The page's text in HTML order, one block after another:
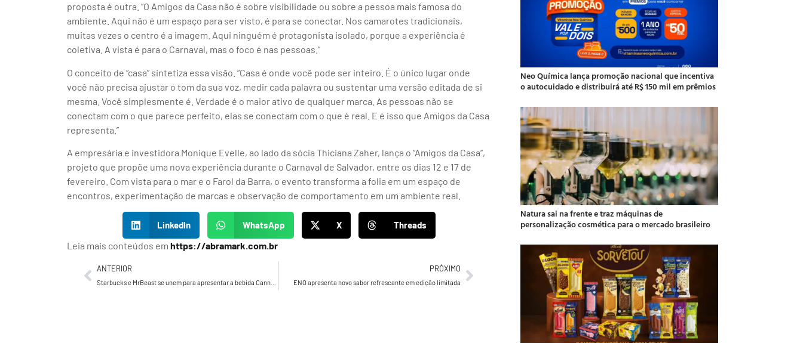
proposta é outra. “O Amigos da Casa não é sobre visibilidade ou sobre a pessoa mais famosa do
ambiente. Aqui não é um espaço para ser visto, é para se conectar. Nos camarotes tradicionais,
muitas vezes o centro é a imagem. Aqui ninguém é protagonista isolado, porque a experiência é
coletiva. A vista é para o Carnaval, mas o foco é nas pessoas.”
O conceito de “casa” sintetiza essa visão. “Casa é onde você pode ser inteiro. É o único lugar onde
você não precisa ajustar o tom da sua voz, medir cada palavra ou sustentar uma versão editada de si
mesma. Você simplesmente é. Verdade é o maior ativo de qualquer marca. As pessoas não se
conectam com o que parece perfeito, elas se conectam com o que é real. E é isso que Amigos da Casa
representa.”
A empresária e investidora Monique Evelle, ao lado da sócia Thiciana Zaher, lança o “Amigos da Casa”,
projeto que propõe uma nova experiência durante o Carnaval de Salvador, entre os dias 12 e 17 de
fevereiro. Com vista para o mar e o Farol da Barra, o evento transforma a folia em um espaço de
encontros, experimentação de marcas e observação de comportamento em um ambiente real.
LinkedIn WhatsApp X Threads
Leia mais conteúdos em https://abramark.com.br
ANTERIOR PRÓXIMO
ENO apresenta novo sabor refrescante em edição limitada
Neo Química lança promoção nacional que incentiva
o autocuidado e distribuirá até R$ 150 mil em prêmios
Natura sai na frente e traz máquinas de
personalização cosmética para o mercado brasileiro